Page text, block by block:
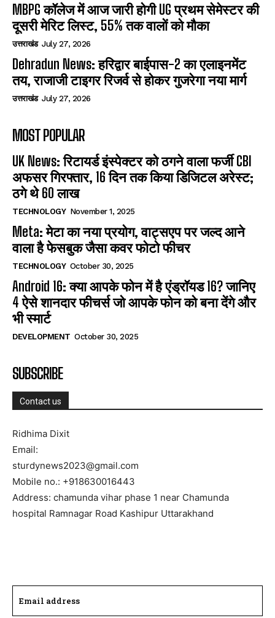
MBPG कॉलेज में आज जारी होगी UG प्रथम सेमेस्टर की
दूसरी मेरिट लिस्ट, 55% तक वालों को मौका
उत्तराखंड July 27, 2026
Dehradun News: हरिद्वार बाईपास-2 का एलाइनमेंट
तय, राजाजी टाइगर रिजर्व से होकर गुजरेगा नया मार्ग
उत्तराखंड July 27, 2026
MOST POPULAR
UK News: रिटायर्ड इंस्पेक्टर को ठगने वाला फर्जी CBI
अफसर गिरफ्तार, 16 दिन तक किया डिजिटल अरेस्ट;
ठगे थे 60 लाख
TECHNOLOGY November 1, 2025
Meta: मेटा का नया प्रयोग, वाट्सएप पर जल्द आने
वाला है फेसबुक जैसा कवर फोटो फीचर
TECHNOLOGY October 30, 2025
Android 16: क्या आपके फोन में है एंड्रॉयड 16? जानिए
4 ऐसे शानदार फीचर्स जो आपके फोन को बना देंगे और
भी स्मार्ट
DEVELOPMENT October 30, 2025
SUBSCRIBE
Contact us
Ridhima Dixit
Email:
sturdynews2023@gmail.com
Mobile no.: +918630016443
Address: chamunda vihar phase 1 near Chamunda
hospital Ramnagar Road Kashipur Uttarakhand